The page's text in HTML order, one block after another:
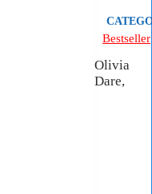
Bestseller
Olivia
Dare,